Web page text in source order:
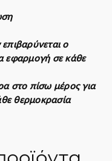
ο
εφαρμογή σε κάθε
στο πίσω μέρος για
θερμοκρασία